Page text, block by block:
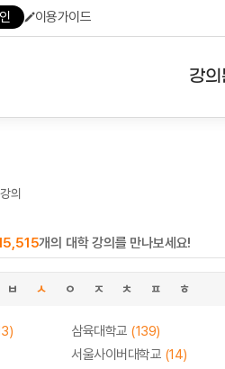
이용가이드
강
의
개의 대학 강의를 만나보세요!
ㅂ ㅅ ㅇ ㅈ ㅊ ㅍ ㅎ
삼육대학교 (139)
서울사이버대학교 (14)